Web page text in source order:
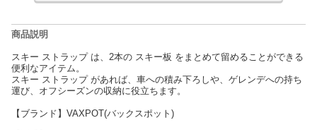
商品説明
スキー ストラップ は、2本の スキー板 をまとめて留めることができる
便利なアイテム。
スキー ストラップ があれば、車への積み下ろしや、ゲレンデへの持ち
運び、オフシーズンの収納に役立ちます。
【ブランド】VAXPOT(バックスポット)